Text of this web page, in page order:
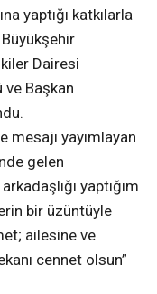
yaptığı katkılarla
Büyükşehir
Dairesi
ve Başkan
mesajı yayımlayan
gelen
yaptığım
bir üzüntüyle
ailesine ve
cennet olsun”